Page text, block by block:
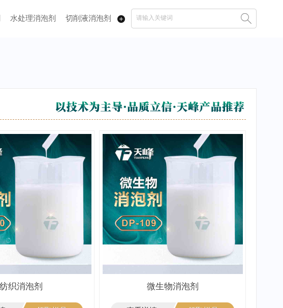
水处理消泡剂 切削液消泡剂
纺织消泡剂 微生物消泡剂